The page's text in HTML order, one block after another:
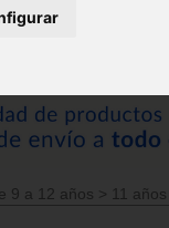
9 a 12 años > 11 años